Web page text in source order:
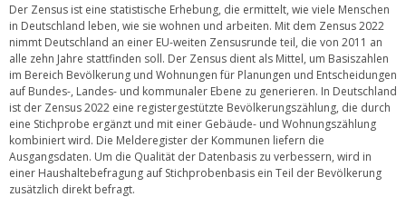
Der Zensus ist eine statistische Erhebung, die ermittelt, wie viele Menschen
in Deutschland leben, wie sie wohnen und arbeiten. Mit dem Zensus 2022
nimmt Deutschland an einer EU-weiten Zensusrunde teil, die von 2011 an
alle zehn Jahre stattfinden soll. Der Zensus dient als Mittel, um Basiszahlen
im Bereich Bevölkerung und Wohnungen für Planungen und Entscheidungen
auf Bundes-, Landes- und kommunaler Ebene zu generieren. In Deutschland
ist der Zensus 2022 eine registergestützte Bevölkerungszählung, die durch
eine Stichprobe ergänzt und mit einer Gebäude- und Wohnungszählung
kombiniert wird. Die Melderegister der Kommunen liefern die
Ausgangsdaten. Um die Qualität der Datenbasis zu verbessern, wird in
einer Haushaltebefragung auf Stichprobenbasis ein Teil der Bevölkerung
zusätzlich direkt befragt.